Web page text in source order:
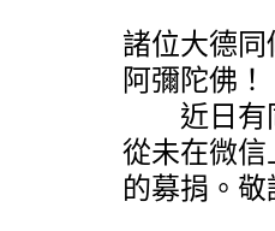
諸位大德同
阿彌陀佛！
近日有同
從未在微
的募捐。敬